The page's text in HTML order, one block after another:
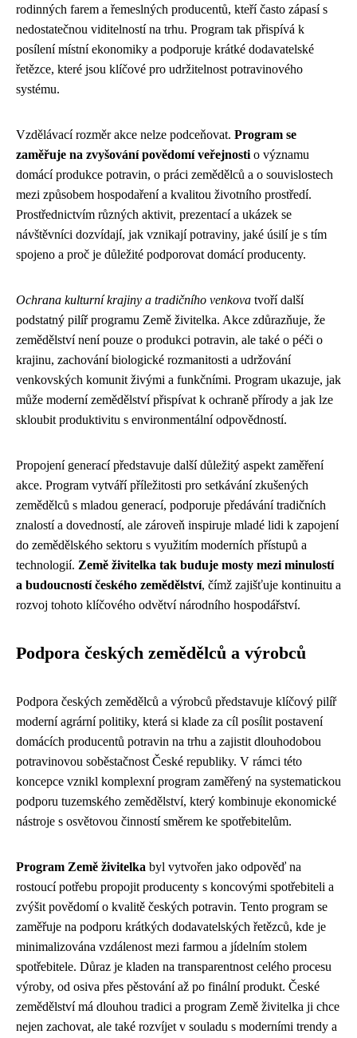
rodinných farem a řemeslných producentů, kteří často zápasí s
nedostatečnou viditelností na trhu. Program tak přispívá k
posílení místní ekonomiky a podporuje krátké dodavatelské
řetězce, které jsou klíčové pro udržitelnost potravinového
systému.
Vzdělávací rozměr akce nelze podceňovat. Program se
zaměřuje na zvyšování povědomí veřejnosti o významu
domácí produkce potravin, o práci zemědělců a o souvislostech
mezi způsobem hospodaření a kvalitou životního prostředí.
Prostřednictvím různých aktivit, prezentací a ukázek se
návštěvníci dozvídají, jak vznikají potraviny, jaké úsilí je s tím
spojeno a proč je důležité podporovat domácí producenty.
Ochrana kulturní krajiny a tradičního venkova tvoří další
podstatný pilíř programu Země živitelka. Akce zdůrazňuje, že
zemědělství není pouze o produkci potravin, ale také o péči o
krajinu, zachování biologické rozmanitosti a udržování
venkovských komunit živými a funkčními. Program ukazuje, jak
může moderní zemědělství přispívat k ochraně přírody a jak lze
skloubit produktivitu s environmentální odpovědností.
Propojení generací představuje další důležitý aspekt zaměření
akce. Program vytváří příležitosti pro setkávání zkušených
zemědělců s mladou generací, podporuje předávání tradičních
znalostí a dovedností, ale zároveň inspiruje mladé lidi k zapojení
do zemědělského sektoru s využitím moderních přístupů a
technologií. Země živitelka tak buduje mosty mezi minulostí
a budoucností českého zemědělství, čímž zajišťuje kontinuitu a
rozvoj tohoto klíčového odvětví národního hospodářství.
Podpora českých zemědělců a výrobců
Podpora českých zemědělců a výrobců představuje klíčový pilíř
moderní agrární politiky, která si klade za cíl posílit postavení
domácích producentů potravin na trhu a zajistit dlouhodobou
potravinovou soběstačnost České republiky. V rámci této
koncepce vznikl komplexní program zaměřený na systematickou
podporu tuzemského zemědělství, který kombinuje ekonomické
nástroje s osvětovou činností směrem ke spotřebitelům.
Program Země živitelka byl vytvořen jako odpověď na
rostoucí potřebu propojit producenty s koncovými spotřebiteli a
zvýšit povědomí o kvalitě českých potravin. Tento program se
zaměřuje na podporu krátkých dodavatelských řetězců, kde je
minimalizována vzdálenost mezi farmou a jídelním stolem
spotřebitele. Důraz je kladen na transparentnost celého procesu
výroby, od osiva přes pěstování až po finální produkt. České
zemědělství má dlouhou tradici a program Země živitelka ji chce
nejen zachovat, ale také rozvíjet v souladu s moderními trendy a